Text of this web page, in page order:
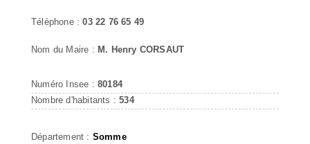
Téléphone :03 22 76 65 49
Nom du Maire : M. Henry CORSAUT
Numéro Insee : 80184
Nombre d'habitants :534
Département : Somme